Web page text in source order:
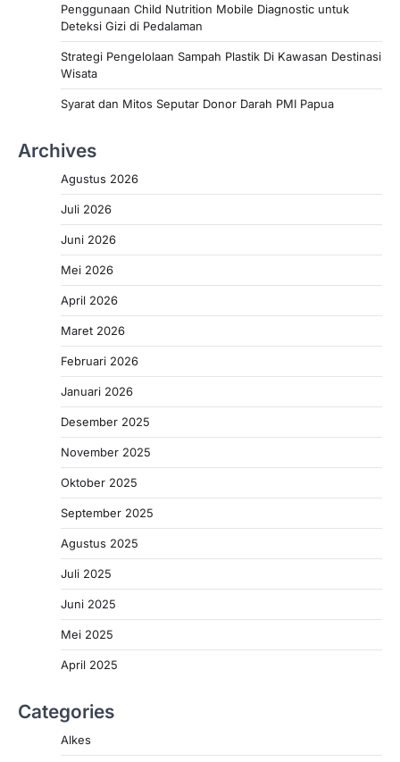
Penggunaan Child Nutrition Mobile Diagnostic untuk
Deteksi Gizi di Pedalaman
Strategi Pengelolaan Sampah Plastik Di Kawasan Destinasi
Wisata
Syarat dan Mitos Seputar Donor Darah PMI Papua
Archives
Agustus 2026
Juli 2026
Juni 2026
Mei 2026
April 2026
Maret 2026
Februari 2026
Januari 2026
Desember 2025
November 2025
Oktober 2025
September 2025
Agustus 2025
Juli 2025
Juni 2025
Mei 2025
April 2025
Categories
Alkes